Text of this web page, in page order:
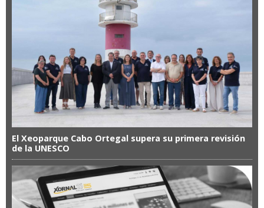
El Xeoparque Cabo Ortegal supera su primera revisión
de la UNESCO